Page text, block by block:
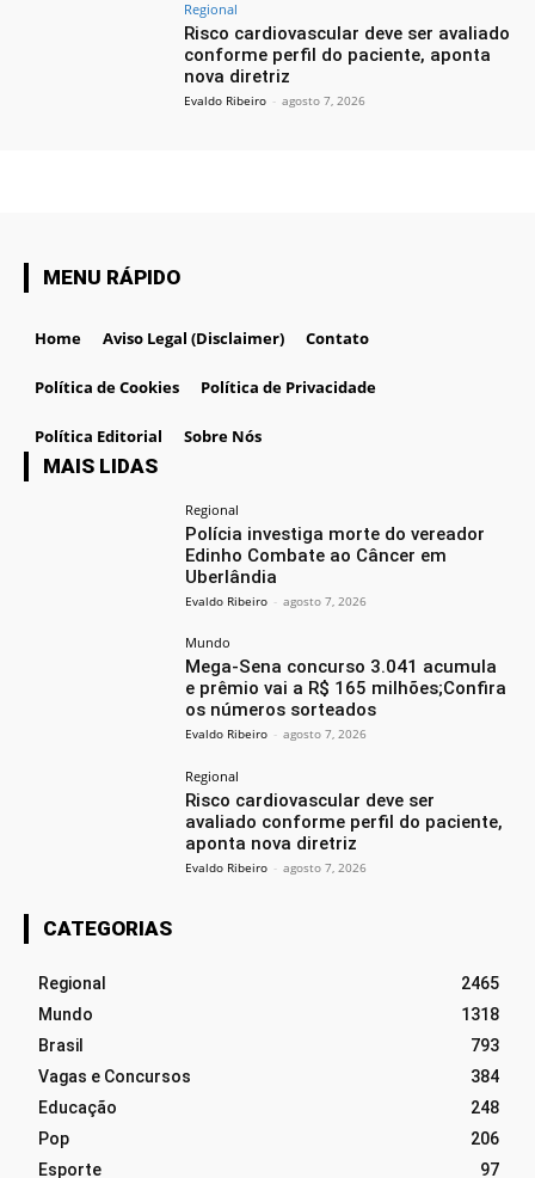
Regional
Risco cardiovascular deve ser avaliado
conforme perfil do paciente, aponta
nova diretriz
Evaldo Ribeiro - agosto 7, 2026
MENU RÁPIDO
Home Aviso Legal (Disclaimer) Contato
Política de Cookies Política de Privacidade
Política Editorial Sobre Nós
MAIS LIDAS
Regional
Polícia investiga morte do vereador
Edinho Combate ao Câncer em
Uberlândia
Evaldo Ribeiro - agosto 7, 2026
Mundo
Mega-Sena concurso 3.041 acumula
e prêmio vai a R$ 165 milhões;Confira
os números sorteados
Evaldo Ribeiro - agosto 7, 2026
Regional
Risco cardiovascular deve ser
avaliado conforme perfil do paciente,
aponta nova diretriz
Evaldo Ribeiro - agosto 7, 2026
CATEGORIAS
Regional
2465
Mundo
1318
Brasil
793
Vagas e Concursos
384
Educação
248
Pop
206
Esporte
97